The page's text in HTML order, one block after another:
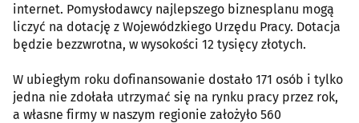
internet. Pomysłodawcy najlepszego biznesplanu mogą
liczyć na dotację z Wojewódzkiego Urzędu Pracy. Dotacja
będzie bezzwrotna, w wysokości 12 tysięcy złotych.
W ubiegłym roku dofinansowanie dostało 171 osób i tylko
jedna nie zdołała utrzymać się na rynku pracy przez rok,
a własne firmy w naszym regionie założyło 560